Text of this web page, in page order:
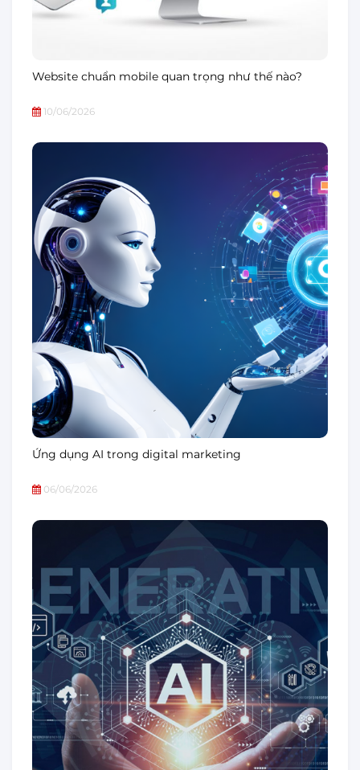
Website chuẩn mobile quan trọng như thế nào?
10/06/2026
Ứng dụng AI trong digital marketing
06/06/2026